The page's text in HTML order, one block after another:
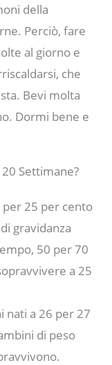
della
Perciò, fare
al giorno e
che
Bevi molta
Dormi bene e
Settimane?
25 per cento
gravidanza
50 per 70
a 25
nati a 26 per 27
di peso